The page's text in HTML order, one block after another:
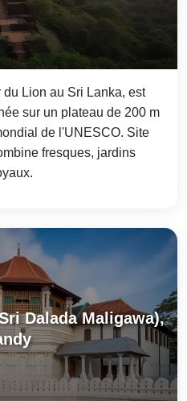
Lion au Sri Lanka, est
sur un plateau de 200 m
de l'UNESCO. Site
fresques, jardins
Dalada Maligawa),